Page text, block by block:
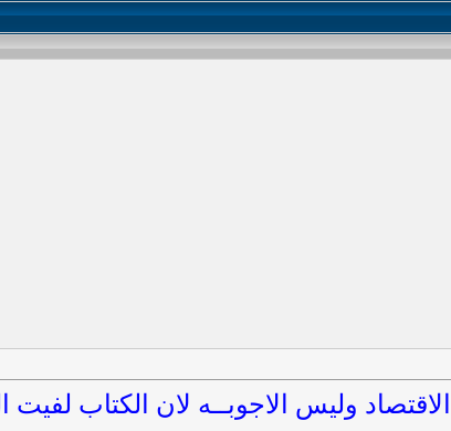
وليس الاجوبــه لان الكتاب لفيت